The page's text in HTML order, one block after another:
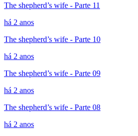
The shepherd’s wife - Parte 11
há 2 anos
The shepherd’s wife - Parte 10
há 2 anos
The shepherd’s wife - Parte 09
há 2 anos
The shepherd’s wife - Parte 08
há 2 anos